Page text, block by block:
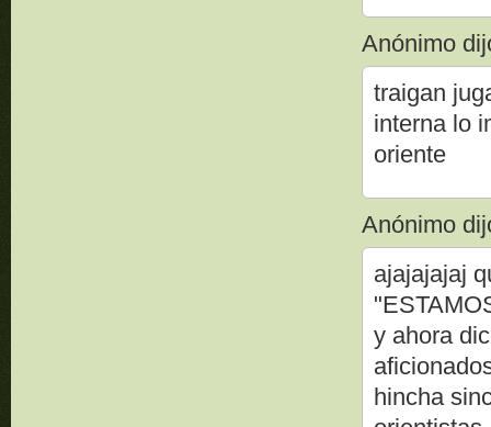
Anónimo
traigan
interna lo
oriente
Anónimo
ajajajajaj
y ahora
hincha